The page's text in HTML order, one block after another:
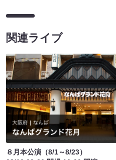
関連ライブ
８月本公演（8/1～8/23）